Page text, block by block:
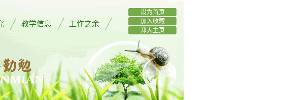
教学信息 工作之余
设为首页
加入收藏
郑大主页